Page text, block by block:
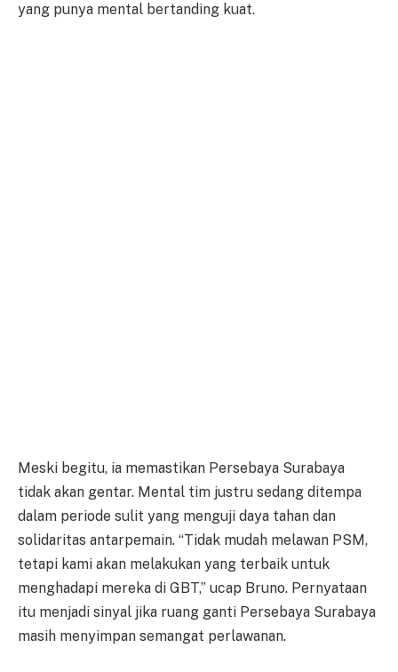
yang punya mental bertanding kuat.
Meski begitu, ia memastikan Persebaya Surabaya
tidak akan gentar. Mental tim justru sedang ditempa
dalam periode sulit yang menguji daya tahan dan
solidaritas antarpemain. “Tidak mudah melawan PSM,
tetapi kami akan melakukan yang terbaik untuk
menghadapi mereka di GBT,” ucap Bruno. Pernyataan
itu menjadi sinyal jika ruang ganti Persebaya Surabaya
masih menyimpan semangat perlawanan.